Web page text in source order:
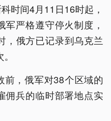
时间4月11日16时起，
严格遵守停火制度，
，俄方已记录到乌克兰
前，俄军对38个区域的
佣兵的临时部署地点实